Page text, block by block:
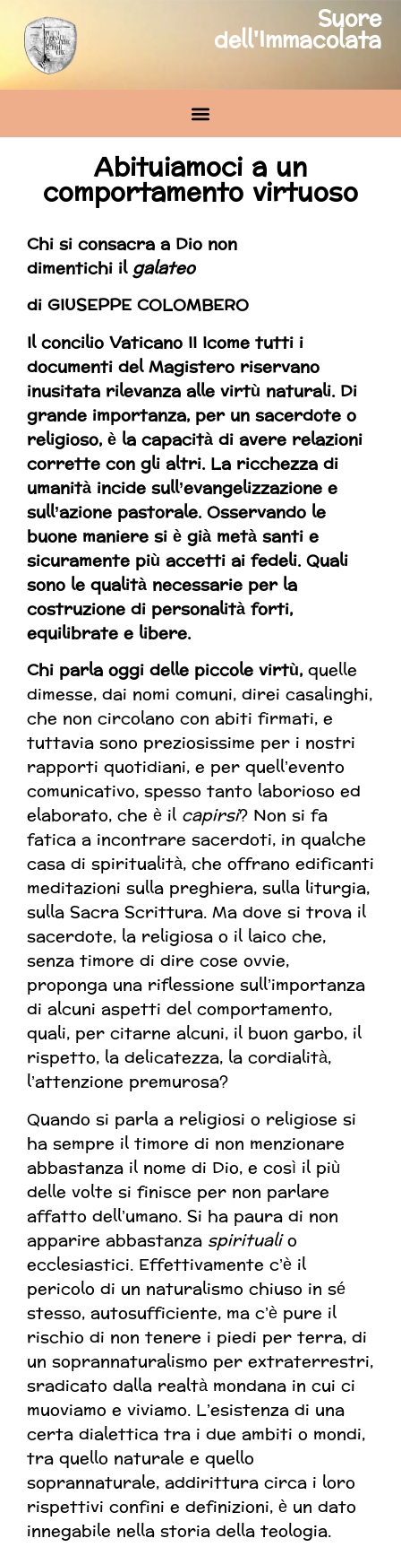
Suore
dell'Immacolata
Abituiamoci a un
comportamento virtuoso
Chi si consacra a Dio non
dimentichi ilgalateo
di GIUSEPPE COLOMBERO
Il concilio Vaticano II Icome tutti i
documenti del Magistero riservano
inusitata rilevanza alle virtù naturali. Di
grande importanza, per un sacerdote o
religioso, è la capacità di avere relazioni
corrette con gli altri. La ricchezza di
umanità incide sull’evangelizzazione e
sull’azione pastorale. Osservando le
buone maniere si è già metà santi e
sicuramente più accetti ai fedeli. Quali
sono le qualità necessarie per la
costruzione di personalità forti,
equilibrate e libere.
Chi parla oggi delle piccole virtù,quelle
dimesse, dai nomi comuni, direi casalinghi,
che non circolano con abiti firmati, e
tuttavia sono preziosissime per i nostri
rapporti quotidiani, e per quell’evento
comunicativo, spesso tanto laborioso ed
elaborato, che è il capirsi? Non si fa
fatica a incontrare sacerdoti, in qualche
casa di spiritualità, che offrano edificanti
meditazioni sulla preghiera, sulla liturgia,
sulla Sacra Scrittura. Ma dove si trova il
sacerdote, la religiosa o il laico che,
senza timore di dire cose ovvie,
proponga una riflessione sull’importanza
di alcuni aspetti del comportamento,
quali, per citarne alcuni, il buon garbo, il
rispetto, la delicatezza, la cordialità,
l’attenzione premurosa?
Quando si parla a religiosi o religiose si
ha sempre il timore di non menzionare
abbastanza il nome di Dio, e così il più
delle volte si finisce per non parlare
affatto dell’umano. Si ha paura di non
apparire abbastanzaspiritualio
ecclesiastici. Effettivamente c’è il
pericolo di un naturalismo chiuso in sé
stesso, autosufficiente, ma c’è pure il
rischio di non tenere i piedi per terra, di
un soprannaturalismo per extraterrestri,
sradicato dalla realtà mondana in cui ci
muoviamo e viviamo. L’esistenza di una
certa dialettica tra i due ambiti o mondi,
tra quello naturale e quello
soprannaturale, addirittura circa i loro
rispettivi confini e definizioni, è un dato
innegabile nella storia della teologia.